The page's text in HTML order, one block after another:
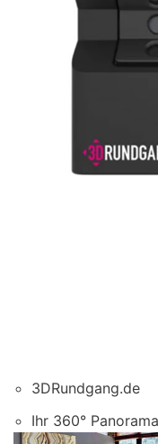
3DRundgang.de
Ihr 360°